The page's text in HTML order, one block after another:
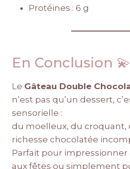
Protéines : 6 g
En Conclusion 💫
Le Gâteau Double
n’est pas qu’un dessert,
sensorielle :
du moelleux, du croquant,
richesse chocolatée
Parfait pour impressionner
aux fêtes ou simplement